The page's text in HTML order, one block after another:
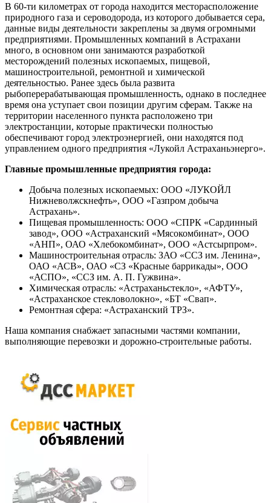
В 60-ти километрах от города находится месторасположение
природного газа и сероводорода, из которого добывается сера,
данные виды деятельности закреплены за двумя огромными
предприятиями. Промышленных компаний в Астрахани
много, в основном они занимаются разработкой
месторождений полезных ископаемых, пищевой,
машиностроительной, ремонтной и химической
деятельностью. Ранее здесь была развита
рыбоперерабатывающая промышленность, однако в последнее
время она уступает свои позиции другим сферам. Также на
территории населенного пункта расположено три
электростанции, которые практически полностью
обеспечивают город электроэнергией, они находятся под
управлением одного предприятия «Лукойл Астраханьэнерго».
Главные промышленные предприятия города:
Добыча полезных ископаемых: ООО «ЛУКОЙЛ
Нижневолжскнефть», ООО «Газпром добыча
Астрахань».
Пищевая промышленность: ООО «СПРК «Сардинный
завод», ООО «Астраханский «Мясокомбинат», ООО
«АНП», ОАО «Хлебокомбинат», ООО «Астсырпром».
Машиностроительная отрасль: ЗАО «ССЗ им. Ленина»,
ОАО «АСВ», ОАО «СЗ «Красные баррикады», ООО
«АСПО», «ССЗ им. А. П. Гужвина».
Химическая отрасль: «Астраханьстекло», «АФТУ»,
«Астраханское стекловолокно», «БТ «Свап».
Ремонтная сфера: «Астраханский ТРЗ».
Наша компания снабжает запасными частями компании,
выполняющие перевозки и дорожно-строительные работы.